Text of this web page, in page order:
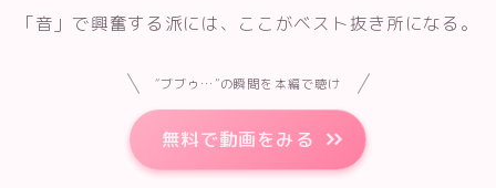
「音」で興奮する派には、ここがベスト抜き所になる。
“ブブゥ…”の瞬間を本編で聴け
無料で動画をみる